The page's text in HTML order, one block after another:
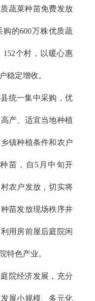
蔬菜种苗免费发放
的600万株优质蔬
个村，以暖心惠
稳定增收。
统一集中采购，优
产、适宜当地种植
镇种植条件和农户
苗，自5月中旬开
农户发放，切实将
苗发放现场秩序井
用房前屋后庭院闲
特色产业。
院经济发展，充分
展小规模、多元化